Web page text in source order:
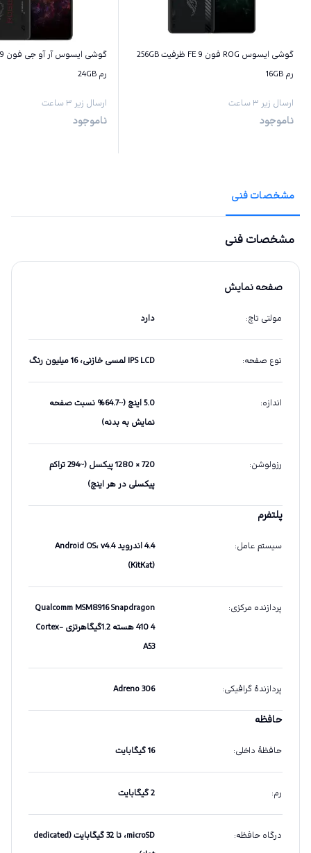
گوشی ایسوس ROG فون 9 FE ظرفیت 256GB
رم 16GB
ارسال زیر ۳ ساعت
ناموجود
رم 24GB
ارسال زیر ۳ ساعت
ناموجود
مشخصات فنی
مشخصات فنی
صفحه نمایش
مولتی تاچ: دارد
نوع صفحه: IPS LCD لمسی خازنی، 16 میلیون رنگ
اندازه:
5.0 اینچ (~64.7% نسبت صفحه
نمایش به بدنه)
رزولوشن:
720 × 1280 پیکسل (~294 تراکم
پیکسلی در هر اینچ)
پلتفرم
سیستم عامل:
4.4 اندروید Android OS، v4.4
(KitKat)
پردازنده مرکزی:
Qualcomm MSM8916 Snapdragon
410 4 هسته 1.2گیگاهرتزی Cortex-
A53
پردازندهٔ گرافیکی:
Adreno 306
حافظه
حافظهٔ داخلی: 16 گیگابایت
رم: 2 گیگابایت
درگاه حافظه:
microSD، تا 32 گیگابایت (dedicated